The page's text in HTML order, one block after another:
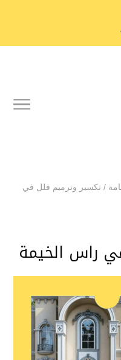
/ تكسير وترميم فلل في
راس الخيمة